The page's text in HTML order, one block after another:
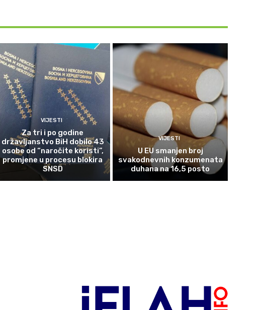
VIJESTI
Za tri i po godine
državljanstvo BiH dobilo 43
osobe od “naročite koristi”,
promjene u procesu blokira
SNSD
VIJESTI
U EU smanjen broj
svakodnevnih konzumenata
duhana na 16,5 posto